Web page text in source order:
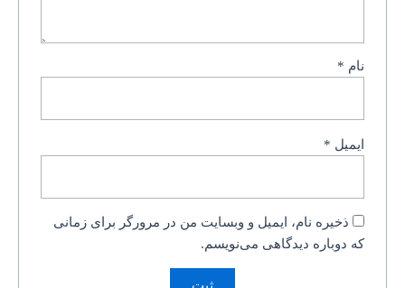
نام *
ایمیل *
ذخیره نام، ایمیل و وبسایت من در مرورگر برای زمانی
که دوباره دیدگاهی می‌نویسم.